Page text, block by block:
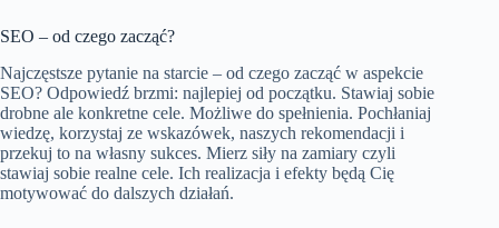
SEO – od czego zacząć?
Najczęstsze pytanie na starcie – od czego zacząć w aspekcie
SEO? Odpowiedź brzmi: najlepiej od początku. Stawiaj sobie
drobne ale konkretne cele. Możliwe do spełnienia. Pochłaniaj
wiedzę, korzystaj ze wskazówek, naszych rekomendacji i
przekuj to na własny sukces. Mierz siły na zamiary czyli
stawiaj sobie realne cele. Ich realizacja i efekty będą Cię
motywować do dalszych działań.